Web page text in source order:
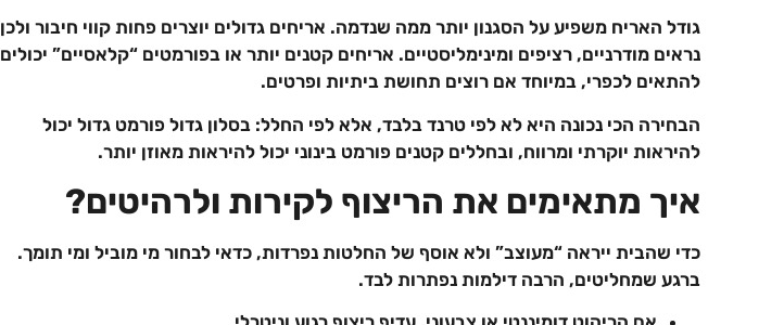
גודל האריח משפיע על הסגנון יותר ממה שנדמה. אריחים גדולים יוצרים פחות קווי חיבור ולכן
נראים מודרניים, רציפים ומינימליסטיים. אריחים קטנים יותר או בפורמטים “קלאסיים” יכולים
להתאים לכפרי, במיוחד אם רוצים תחושת ביתיות ופרטים.
הבחירה הכי נכונה היא לא לפי טרנד בלבד, אלא לפי החלל: בסלון גדול פורמט גדול יכול
להיראות יוקרתי ומרווח, ובחללים קטנים פורמט בינוני יכול להיראות מאוזן יותר.
איך מתאימים את הריצוף לקירות ולרהיטים?
כדי שהבית ייראה “מעוצב” ולא אוסף של החלטות נפרדות, כדאי לבחור מי מוביל ומי תומך.
ברגע שמחליטים, הרבה דילמות נפתרות לבד.